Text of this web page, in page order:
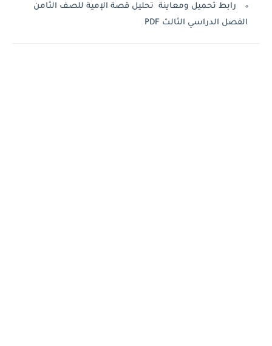
رابط تحميل ومعاينة تحليل قصة الإمية للصف الثامن
الفصل الدراسي الثالث PDF